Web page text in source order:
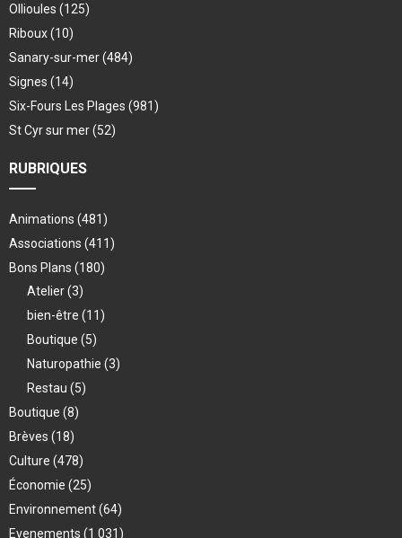
Ollioules (125)
Riboux(10)
Sanary-sur-mer(484)
Signes (14)
Six-Fours Les Plages (981)
St Cyr sur mer(52)
RUBRIQUES
Animations (481)
Associations (411)
Bons Plans (180)
Atelier(3)
bien-être (11)
Boutique (5)
Naturopathie (3)
Restau (5)
Boutique (8)
Brèves (18)
Culture (478)
Économie (25)
Environnement(64)
Evenements (1 031)